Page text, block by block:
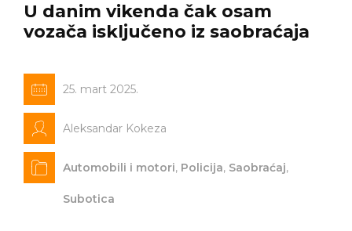
U danim vikenda čak osam
vozača isključeno iz saobraćaja
25. mart 2025.
Aleksandar Kokeza
Automobili i motori, Policija, Saobraćaj,
Subotica